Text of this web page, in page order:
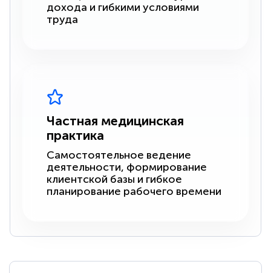
дохода и гибкими условиями
труда
Частная медицинская
практика
Самостоятельное ведение
деятельности, формирование
клиентской базы и гибкое
планирование рабочего времени